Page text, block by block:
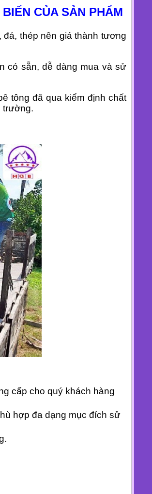
CỦA SẢN PHẨM
thép nên giá thành tương
có sẵn, dễ dàng mua và sử
tông đã qua kiểm định chất
trường.
cấp cho quý khách hàng
hợp đa dạng mục đích sử